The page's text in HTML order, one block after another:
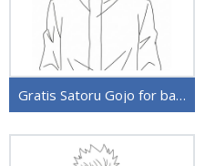
Gratis Satoru Gojo for barn